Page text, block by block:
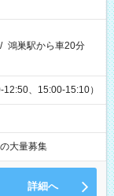
/ 鴻巣駅から車20分
、15:00-15:10）
大量募集
詳細へ